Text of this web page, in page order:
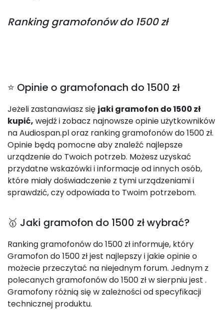
Ranking gramofonów do 1500 zł
⭐ Opinie o gramofonach do 1500 zł
Jeżeli zastanawiasz się jaki gramofon do 1500 zł
kupić, wejdź i zobacz najnowsze opinie użytkowników
na Audiospan.pl oraz ranking gramofonów do 1500 zł.
Opinie będą pomocne aby znaleźć najlepsze
urządzenie do Twoich potrzeb. Możesz uzyskać
przydatne wskazówki i informacje od innych osób,
które miały doświadczenie z tymi urządzeniami i
sprawdzić, czy odpowiada to Twoim potrzebom.
🥇 Jaki gramofon do 1500 zł wybrać?
Ranking gramofonów do 1500 zł informuje, który
Gramofon do 1500 zł jest najlepszy i jakie opinie o
możecie przeczytać na niejednym forum. Jednym z
polecanych gramofonów do 1500 zł w sierpniu jest .
Gramofony różnią się w zależności od specyfikacji
technicznej produktu.